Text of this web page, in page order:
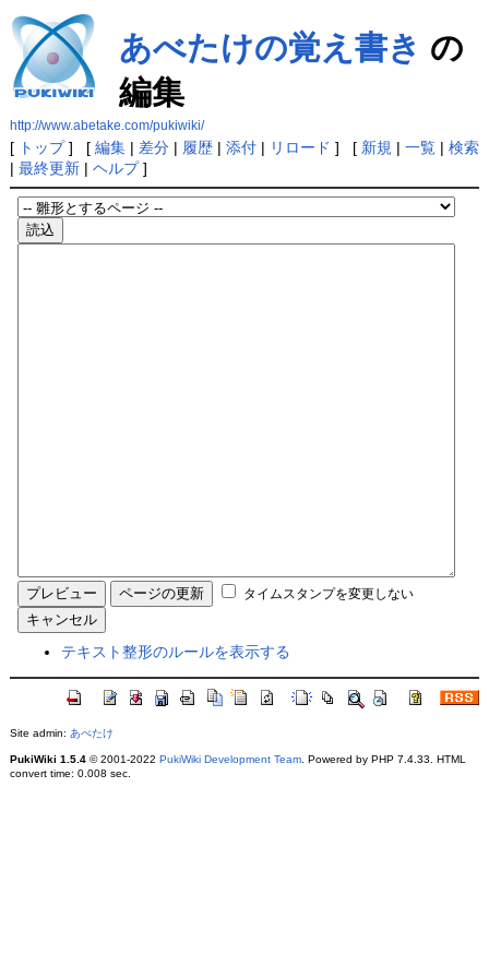
あべたけの覚え書き の
編集
http://www.abetake.com/pukiwiki/
[ トップ] [ 編集| 差分| 履歴| 添付| リロード ] [ 新規 | 一覧| 検索
| 最終更新| ヘルプ]
タイムスタンプを変更しない
テキスト整形のルールを表示する
Site admin: あべたけ
PukiWiki 1.5.4© 2001-2022 PukiWiki Development Team. Powered by PHP 7.4.33. HTML
convert time: 0.008 sec.